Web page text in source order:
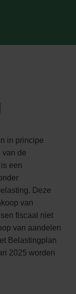
in principe
van de
een
Deze
van
fiscaal niet
van aandelen
Belastingplan
2025 worden